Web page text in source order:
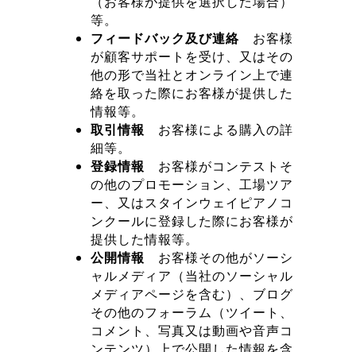
等。
フィードバック及び連絡 お客様
が顧客サポートを受け、又はその
他の形で当社とオンライン上で連
絡を取った際にお客様が提供した
情報等。
取引情報 お客様による購入の詳
細等。
登録情報 お客様がコンテストそ
の他のプロモーション、工場ツア
ー、又はスタインウェイピアノコ
ンクールに登録した際にお客様が
提供した情報等。
公開情報 お客様その他がソーシ
ャルメディア（当社のソーシャル
メディアページを含む）、ブログ
その他のフォーラム（ツイート、
コメント、写真又は動画や音声コ